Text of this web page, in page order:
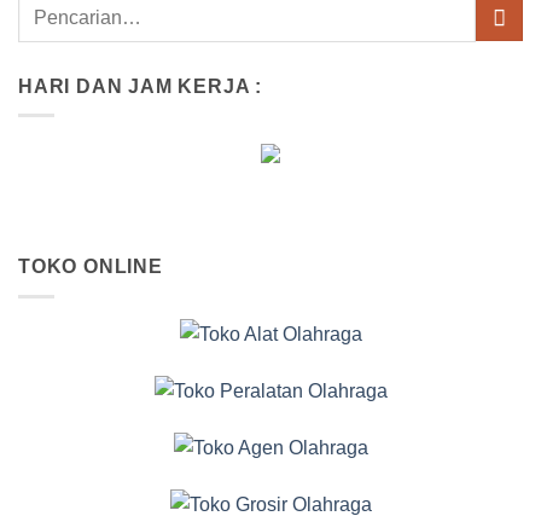
HARI DAN JAM KERJA :
TOKO ONLINE